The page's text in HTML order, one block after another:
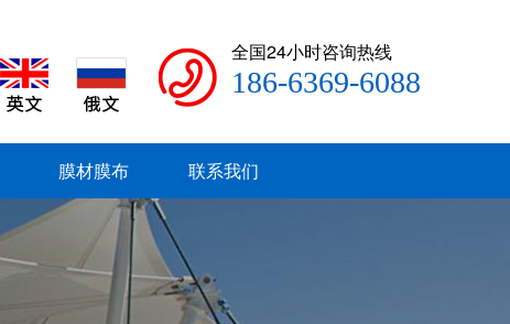
全国24小时咨询热线
186-6369-6088
膜材膜布 联系我们